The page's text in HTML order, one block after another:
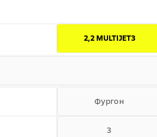
2,2 MULTIJET3
Фургон
3